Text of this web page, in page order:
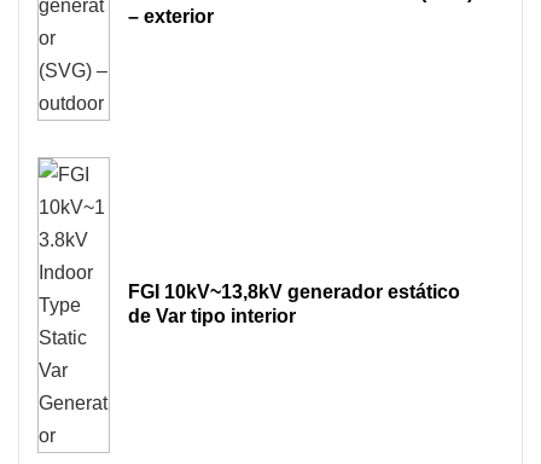
– exterior
FGI 10kV~13,8kV generador estático
de Var tipo interior